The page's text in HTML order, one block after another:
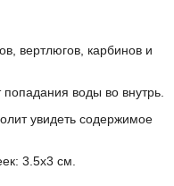
вертлюгов, карбинов и
воды во внутрь.
увидеть содержимое
3.5x3 см.